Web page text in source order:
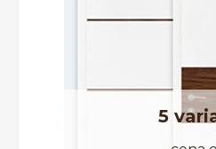
KLIKY A
5